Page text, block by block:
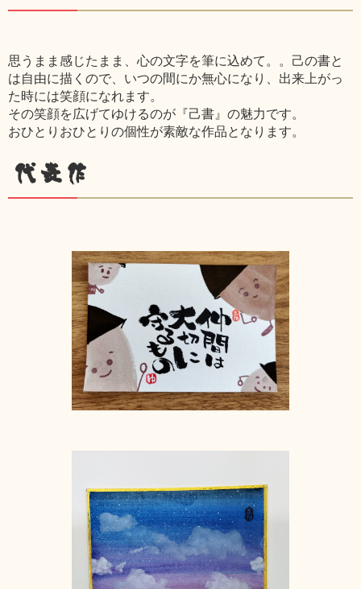
思うまま感じたまま、心の文字を筆に込めて。。己の書と
は自由に描くので、いつの間にか無心になり、出来上がっ
た時には笑顔になれます。
その笑顔を広げてゆけるのが『己書』の魅力です。
おひとりおひとりの個性が素敵な作品となります。
代表作